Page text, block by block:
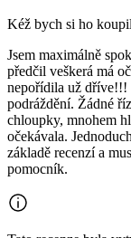
Kéž bych si ho
Jsem maximálně
předčil veškerá má
nepořídila už dříve!!!
podráždění. Žádné
chloupky, mnohem
očekávala.
základě recenzí a
pomocník.